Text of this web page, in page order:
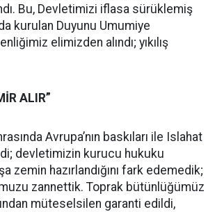
Bu, Devletimizi iflasa sürüklemiş
kurulan Duyunu Umumiye
elimizden alındı; yıkılış
ALIR”
Avrupa’nın baskıları ile Islahat
devletimizin kurucu hukuku
zemin hazırlandığını fark edemedik;
zannettik. Toprak bütünlüğümüz
müteselsilen garanti edildi,